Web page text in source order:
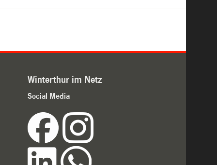
Winterthur im Netz
Social Media